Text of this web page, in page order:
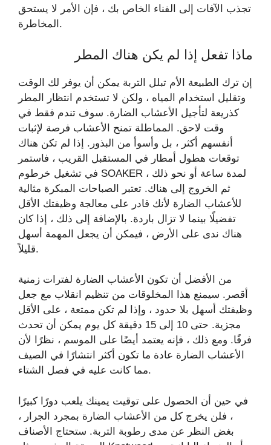
تجذب الآفات إلى الفناء الخاص بك ، فإن الأمر لا يستحق
المخاطرة.
ماذا تفعل إذا لم يكن هناك المطر
إن ترك الطبيعة الأم تبلل التربة يمكن أن يوفر لك الوقت
وتقليل استخدام المياه ، ولكن لا تستخدم انتظار المطر
كذريعة لتأجيل الأعشاب الضارة. سوف تندم فقط في
وقت لاحق. المماطلة تمنح الأعشاب فرصة لإثبات
أنفسهم أكثر ، بل وأسوأ من البذور. إذا لم تكن هناك
توقعات هطول أمطار في المستقبل القريب ، فاستمر
في تشغيل خرطوم SOAKER لمدة ساعة أو نحو ذلك ،
ثم الخروج إلى هناك. تعتبر الصباحات المبكرة مثالية
للأعشاب الضارة لأنك قادر على معالجة وظيفتك الأقل
تفضيلًا بينما لا تزال باردة. بالإضافة إلى ذلك ، إذا كان
هناك ندى على الأرض ، فيمكن أن يجعل المهمة أسهل
قليلاً.
من الأفضل أن تكون الأعشاب الضارة لفترات زمنية
أقصر. سيمنع هذا المخلوقات من تنظيم انقلاب مع جعل
وظيفتك أسهل بلا حدود ، وإذا لم تكن ممتعة ، على الأقل
مجزية. حتى 10 إلى 15 دقيقة كل يوم يمكن أن تحدث
فرقًا. ومع ذلك ، فإنه يعتمد أيضًا على الموسم ، نظرًا لأن
الأعشاب الضارة عادة ما تكون أكثر انتشارًا في الصيف
مما كانت عليه في فصل الشتاء.
في حين أن الحصول على توقيت يمينك يلعب دورًا كبيرًا
، فلن يخرج كل من الأعشاب الضارة بمجرد الجرار ،
بغض النظر عن مدى رطوبة التربة. ستحتاج الأصناف